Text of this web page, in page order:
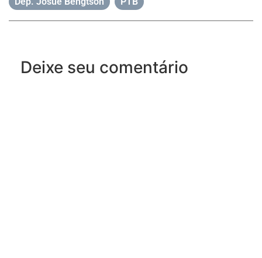
Deixe seu comentário